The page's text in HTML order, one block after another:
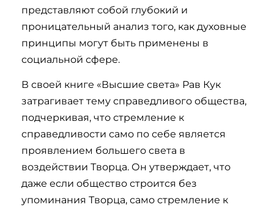
представляют собой глубокий и
проницательный анализ того, как духовные
принципы могут быть применены в
социальной сфере.
В своей книге «Высшие света» Рав Кук
затрагивает тему справедливого общества,
подчеркивая, что стремление к
справедливости само по себе является
проявлением большего света в
воздействии Творца. Он утверждает, что
даже если общество строится без
упоминания Творца, само стремление к